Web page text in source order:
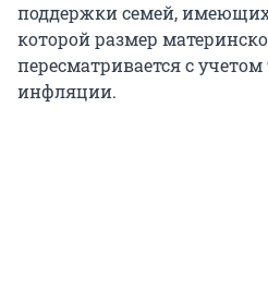
поддержки семей, имеющих
которой размер
пересматривается с учетом
инфляции.